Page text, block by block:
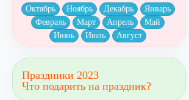
Октябрь Ноябрь Декабрь
Январь
Февраль
Март Апрель
Май
Июнь
Июль Август
Праздники 2023
Что подарить на праздник?